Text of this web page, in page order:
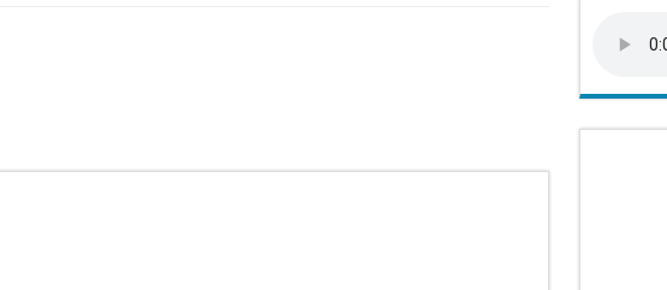
: une session extraordinaire convoquée sur les exonérations fiscales et les licences de pêche